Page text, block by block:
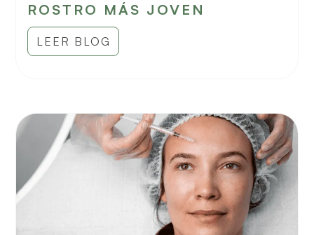
ROSTRO MÁS JOVEN
LEER BLOG